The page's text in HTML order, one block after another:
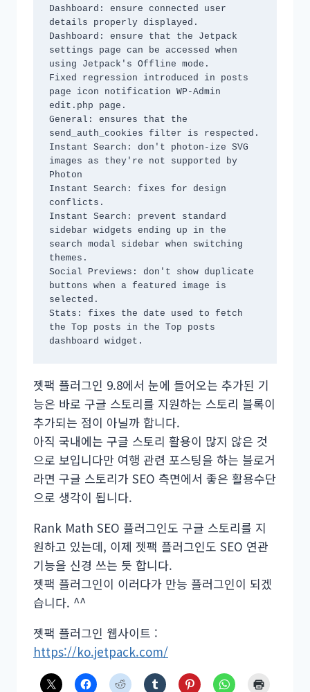
Dashboard: ensure connected user
details properly displayed.
Dashboard: ensure that the Jetpack
settings page can be accessed when
using Jetpack's Offline mode.
Fixed regression introduced in posts
page icon notification WP-Admin
edit.php page.
General: ensures that the
send_auth_cookies filter is respected.
Instant Search: don't photon-ize SVG
images as they're not supported by
Photon
Instant Search: fixes for design
conflicts.
Instant Search: prevent standard
sidebar widgets ending up in the
search modal sidebar when switching
themes.
Social Previews: don't show duplicate
buttons when a featured image is
selected.
Stats: fixes the date used to fetch
the Top posts in the Top posts
dashboard widget.
젯팩 플러그인 9.8에서 눈에 들어오는 추가된 기
능은 바로 구글 스토리를 지원하는 스토리 블록이
추가되는 점이 아닐까 합니다.
아직 국내에는 구글 스토리 활용이 많지 않은 것
으로 보입니다만 여행 관련 포스팅을 하는 블로거
라면 구글 스토리가 SEO 측면에서 좋은 활용수단
으로 생각이 됩니다.
Rank Math SEO 플러그인도 구글 스토리를 지
원하고 있는데, 이제 젯팩 플러그인도 SEO 연관
기능을 신경 쓰는 듯 합니다.
젯팩 플러그인이 이러다가 만능 플러그인이 되겠
습니다. ^^
젯팩 플러그인 웹사이트 :
https://ko.jetpack.com/